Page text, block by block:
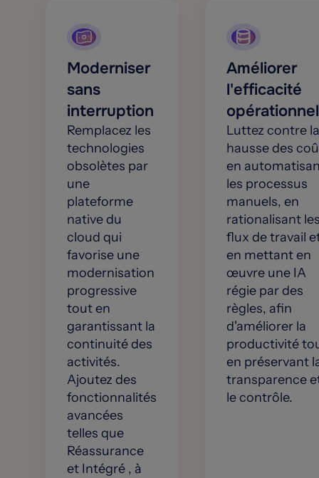
Moderniser
sans
interruption
Remplacez les
technologies
obsolètes par
une
plateforme
native du
cloud qui
favorise une
modernisation
progressive
tout en
garantissant la
continuité des
activités.
Ajoutez des
fonctionnalités
avancées
telles que
Réassurance
et Intégré , à
Améliorer
l'efficacité
Luttez contre la
hausse des
en
les processus
manuels, en
rationalisant
flux de travail
en mettant en
œuvre une IA
régie par des
règles, afin
d'améliorer la
productivité
en préservant
transparence
le contrôle.